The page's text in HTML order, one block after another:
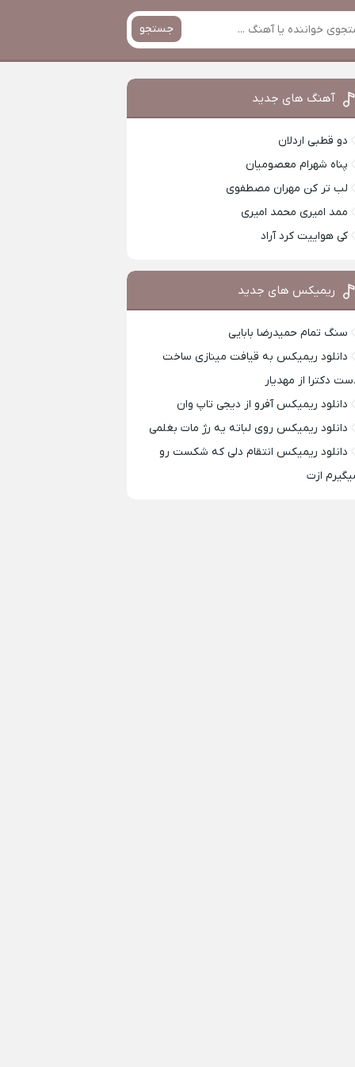
جستجو
آهنگ های جدید
دو قطبی اردلان
پناه شهرام معصومیان
لب تر کن مهران مصطفوی
ممد امیری محمد امیری
کی هواییت کرد آراد
ریمیکس های جدید
سنگ تمام حمیدرضا بابایی
دانلود ریمیکس به قیافت مینازی ساخت
دکترا از مهدیار
دانلود ریمیکس آفرو از ديجی تاپ وان
دانلود ریمیکس روی لباته یه رژ مات بغلمی
دانلود ریمیکس انتقام دلی که شکست رو
ازت